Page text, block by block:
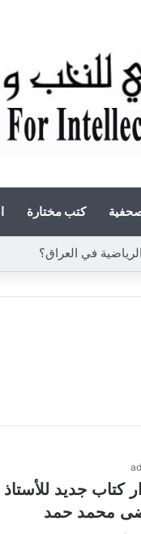
كتب مختارة
في العراق؟
كتاب جديد للأستاذ
محمد حمد